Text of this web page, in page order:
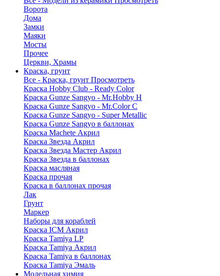
Ворота
Дома
Замки
Маяки
Мосты
Прочее
Церкви, Храмы
Краска, грунт
Все - Краска, грунт Просмотреть
Краска Hobby Club - Ready Color
Краска Gunze Sangyo - Mr.Hobby H
Краска Gunze Sangyo - Mr.Color C
Краска Gunze Sangyo - Super Metallic
Краска Gunze Sangyo в баллонах
Краска Machete Акрил
Краска Звезда Акрил
Краска Звезда Мастер Акрил
Краска Звезда в баллонах
Краска масляная
Краска прочая
Краска в баллонах прочая
Лак
Грунт
Маркер
Наборы для кораблей
Краска ICM Акрил
Краска Tamiya LP
Краска Tamiya Акрил
Краска Tamiya в баллонах
Краска Tamiya Эмаль
Модельная химия